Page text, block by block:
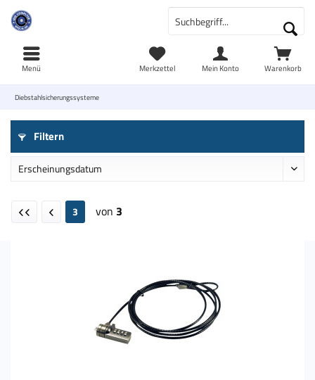
Warenkorb
Merkzettel Mein Konto
Menü
Diebstahlsicherungssysteme
Filtern
3 von 3